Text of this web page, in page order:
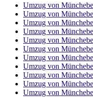
Umzug von
Umzug von
Umzug von
Umzug von
Umzug von
Umzug von
Umzug von
Umzug von
Umzug von
Umzug von
Umzug von